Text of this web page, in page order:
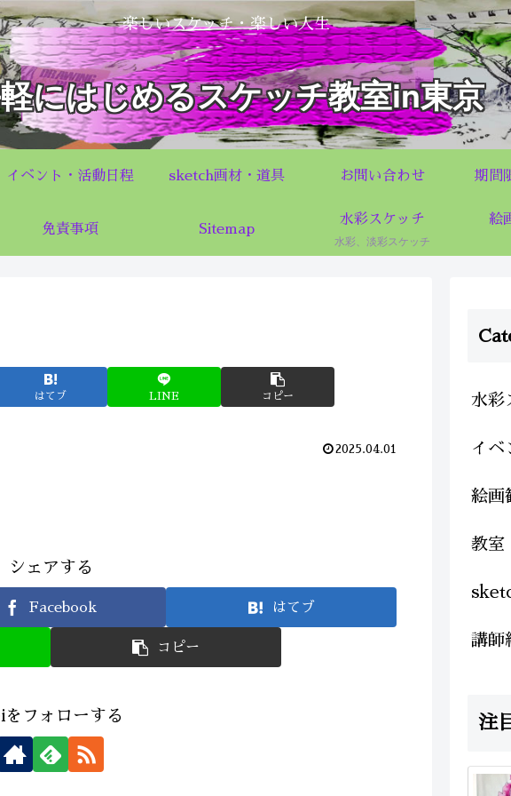
楽しいスケッチ・楽しい人生
にはじめるスケッチ教室in東京
イベント・活動日程 sketch画材・道具 お問い合わせ 期間
免責事項 Sitemap
水彩スケッチ
水彩、淡彩スケッチ
絵
はてブ LINE コピー
2025.04.01
シェアする
Facebook はてブ
コピー
をフォローする
水彩
イベ
絵画
教室
講師
注